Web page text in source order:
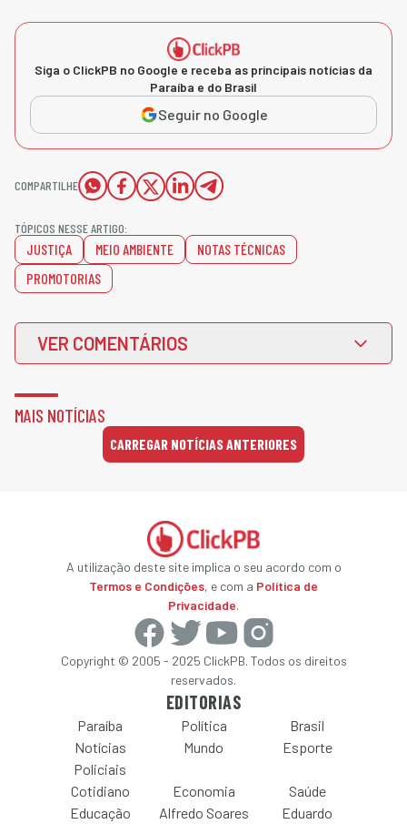
Siga o ClickPB no Google e receba as principais notícias da
Paraíba e do Brasil
Seguir no Google
COMPARTILHE
TÓPICOS NESSE ARTIGO:
JUSTIÇA MEIO AMBIENTE
NOTAS TÉCNICAS
PROMOTORIAS
VER COMENTÁRIOS
MAIS NOTÍCIAS
CARREGAR NOTÍCIAS ANTERIORES
A utilização deste site implica o seu acordo com o
Termos e Condições, e com a Política de
Privacidade.
Copyright © 2005 - 2025 ClickPB. Todos os direitos
reservados.
EDITORIAS
Paraíba Política
Brasil
Notícias
Policiais
Mundo Esporte
Cotidiano Economia
Saúde
Educação
Alfredo Soares Eduardo